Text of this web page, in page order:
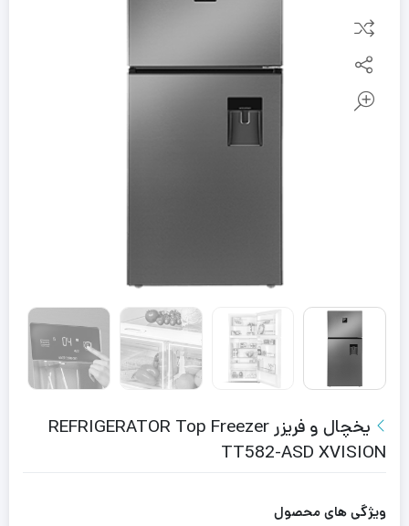
یخچال و فریزر REFRIGERATOR Top Freezer
TT582-ASD XVISION
ویژگی های محصول